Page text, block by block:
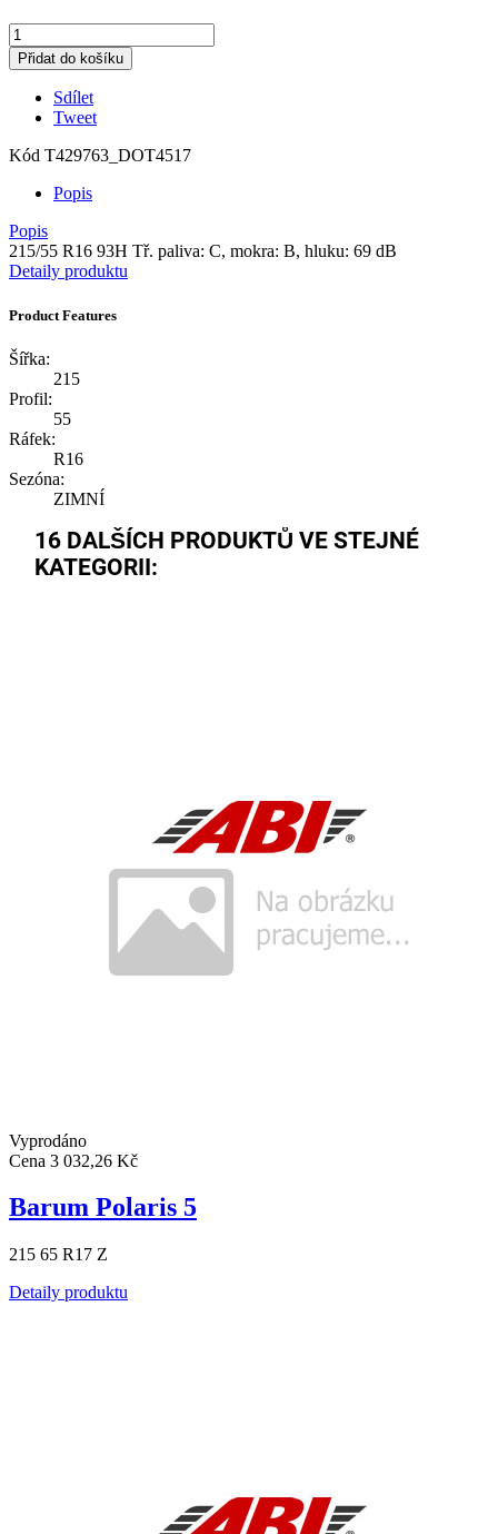
Přidat do košíku
Sdílet
Tweet
Kód T429763_DOT4517
Popis
Popis
215/55 R16 93H Tř. paliva: C, mokra: B, hluku: 69 dB
Detaily produktu
Product Features
Šířka:
215
Profil:
55
Ráfek:
R16
Sezóna:
ZIMNÍ
16 DALŠÍCH PRODUKTŮ VE STEJNÉ
KATEGORII:
Vyprodáno
Cena 3 032,26 Kč
Barum Polaris 5
215 65 R17 Z
Detaily produktu